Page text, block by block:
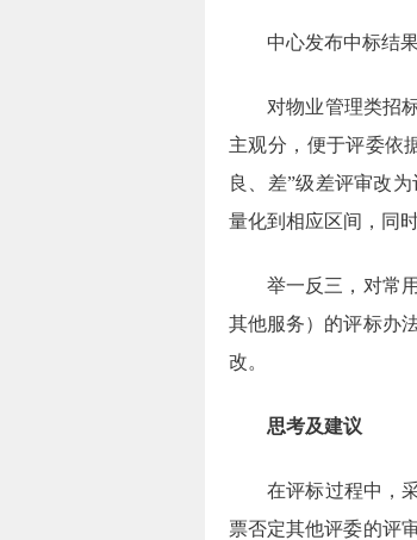
中心发布中标结
对物业管理类招
主观分，便于评委依
良、差”级差评审改
量化到相应区间，同
举一反三，对常
其他服务）的评标办
改。
思考及建议
在评标过程中，
票否定其他评委的评